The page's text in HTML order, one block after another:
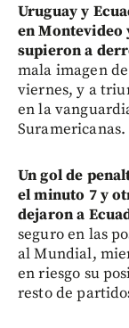
Uruguay y
en
supieron a
mala imagen
viernes, y a
en la
Suramericanas.
Un gol de
el minuto 7 y
dejaron a
seguro en las
al Mundial,
en riesgo su
resto de